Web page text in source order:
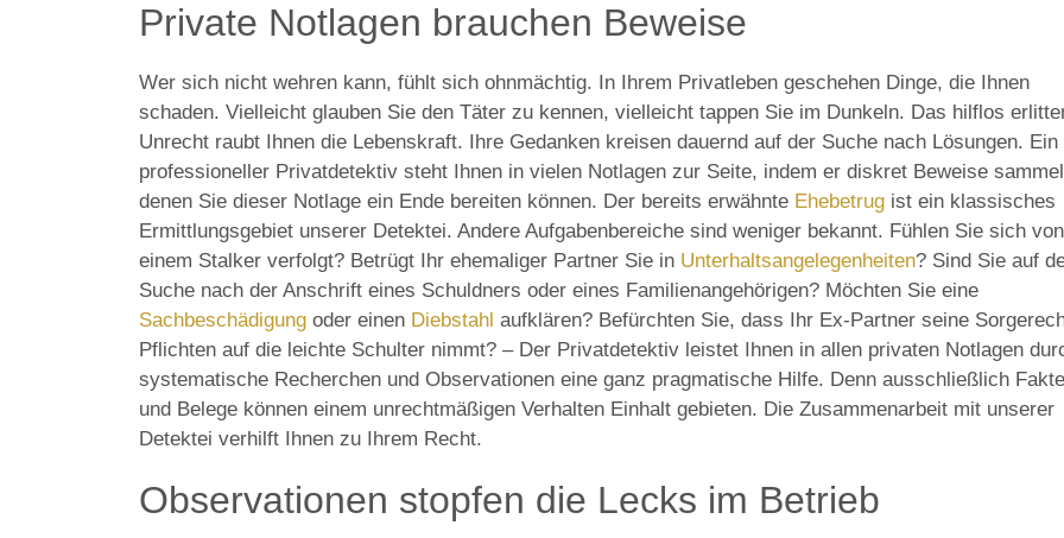
Private Notlagen brauchen Beweise
Wer sich nicht wehren kann, fühlt sich ohnmächtig. In Ihrem Privatleben geschehen Dinge, die Ihnen
schaden. Vielleicht glauben Sie den Täter zu kennen, vielleicht tappen Sie im Dunkeln. Das hilflos
Unrecht raubt Ihnen die Lebenskraft. Ihre Gedanken kreisen dauernd auf der Suche nach Lösungen. Ein
professioneller Privatdetektiv steht Ihnen in vielen Notlagen zur Seite, indem er diskret Beweise
denen Sie dieser Notlage ein Ende bereiten können. Der bereits erwähnte Ehebetrug ist ein klassisches
Ermittlungsgebiet unserer Detektei. Andere Aufgabenbereiche sind weniger bekannt. Fühlen Sie sich von
einem Stalker verfolgt? Betrügt Ihr ehemaliger Partner Sie in Unterhaltsangelegenheiten? Sind Sie auf
Suche nach der Anschrift eines Schuldners oder eines Familienangehörigen? Möchten Sie eine
Sachbeschädigung oder einen Diebstahl aufklären? Befürchten Sie, dass Ihr Ex-Partner seine
Pflichten auf die leichte Schulter nimmt? – Der Privatdetektiv leistet Ihnen in allen privaten Notlagen
systematische Recherchen und Observationen eine ganz pragmatische Hilfe. Denn ausschließlich
und Belege können einem unrechtmäßigen Verhalten Einhalt gebieten. Die Zusammenarbeit mit unserer
Detektei verhilft Ihnen zu Ihrem Recht.
Observationen stopfen die Lecks im Betrieb